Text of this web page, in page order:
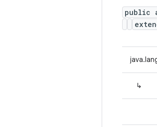
public
↳